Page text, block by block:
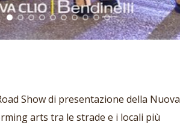
Show di presentazione della Nuova
arts tra le strade e i locali più